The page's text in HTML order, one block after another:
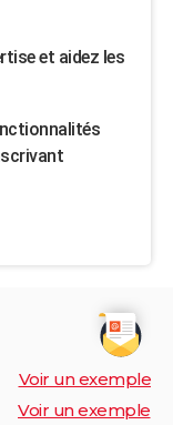
et aidez les
Voir un exemple
Voir un exemple